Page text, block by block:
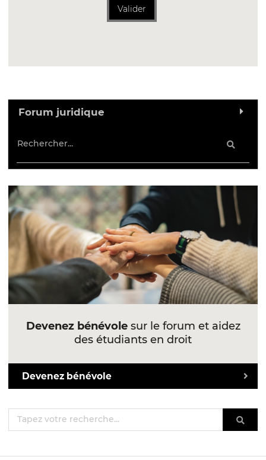
Valider
Forum juridique
Devenez bénévolesur le forum et aidez
des étudiants en droit
Devenez bénévole